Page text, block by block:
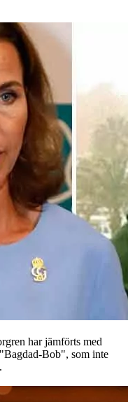
har jämförts med
Bob", som inte